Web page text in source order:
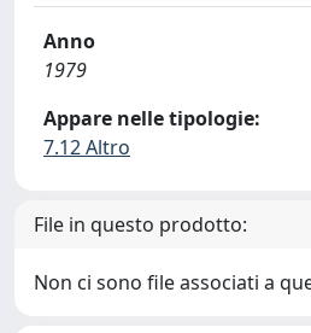
Anno
1979
Appare nelle tipologie:
7.12 Altro
File in questo prodotto:
Non ci sono file associati a